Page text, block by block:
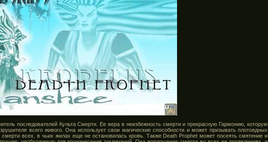
последователей Культа Смерти. Ее вера в неизбежность смерти и прекрасную Гармонию, которую
всего живого. Она использует свои магические способности и может призывать плотоядных
всех, в чьих жилах еще не остановилась кровь. Также Death Prophet может посеять смятение и